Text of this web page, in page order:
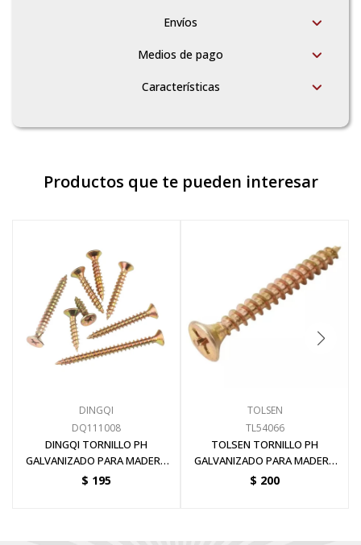
Envíos
Medios de pago
Características
Productos que te pueden interesar
DINGQI
DQ111008
DINGQI TORNILLO PH
GALVANIZADO PARA MADERA
4.0 x 25MM CAJA 500
$ 195
TOLSEN
TL54066
TOLSEN TORNILLO PH
GALVANIZADO PARA MADERA
3.5*25MM CAJA 500
$ 200